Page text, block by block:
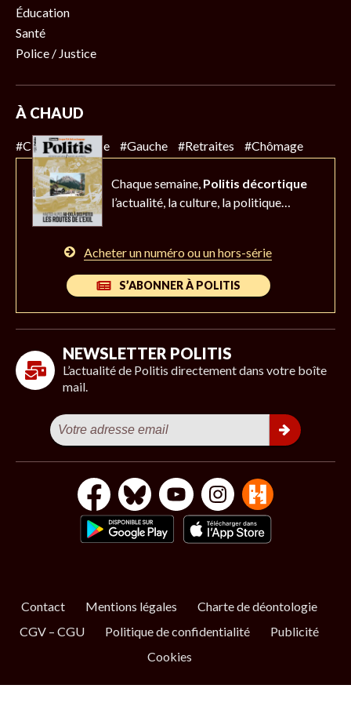
Éducation
Santé
Police / Justice
À CHAUD
#Climat #Police #Gauche #Retraites #Chômage
Chaque semaine, Politis décortique
l’actualité, la culture, la politique…
Acheter un numéro ou un hors-série
S’ABONNER À POLITIS
NEWSLETTER POLITIS
L’actualité de Politis directement dans votre boîte
mail.
Contact Mentions légales
Charte de déontologie
CGV – CGU
Politique de confidentialité
Publicité
Cookies